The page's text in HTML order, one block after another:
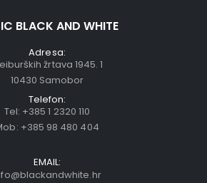
BLACK AND WHITE
Adresa:
žrtava 1945. 1
10430 Samobor
Telefon:
Tel: +385 1 2320 110
+385 98 480 404
EMAIL: